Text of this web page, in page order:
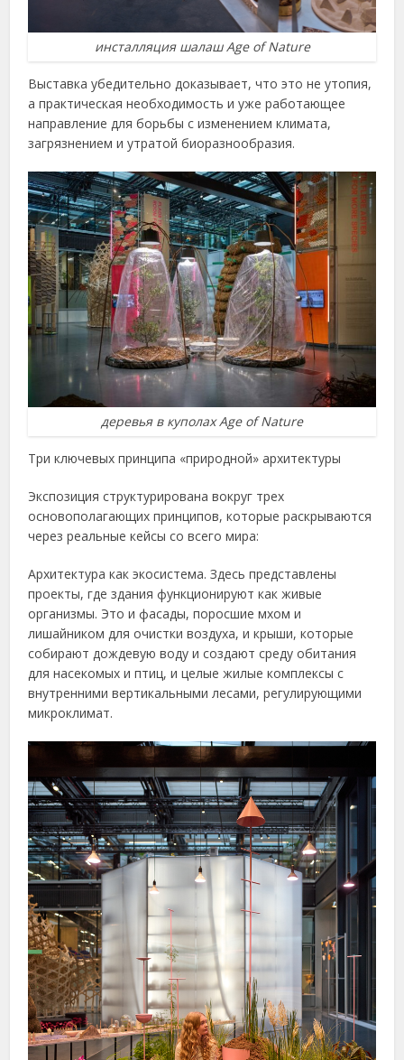
инсталляция шалаш Age of Nature
Выставка убедительно доказывает, что это не утопия,
а практическая необходимость и уже работающее
направление для борьбы с изменением климата,
загрязнением и утратой биоразнообразия.
деревья в куполах Age of Nature
Три ключевых принципа «природной» архитектуры
Экспозиция структурирована вокруг трех
основополагающих принципов, которые раскрываются
через реальные кейсы со всего мира:
Архитектура как экосистема. Здесь представлены
проекты, где здания функционируют как живые
организмы. Это и фасады, поросшие мхом и
лишайником для очистки воздуха, и крыши, которые
собирают дождевую воду и создают среду обитания
для насекомых и птиц, и целые жилые комплексы с
внутренними вертикальными лесами, регулирующими
микроклимат.